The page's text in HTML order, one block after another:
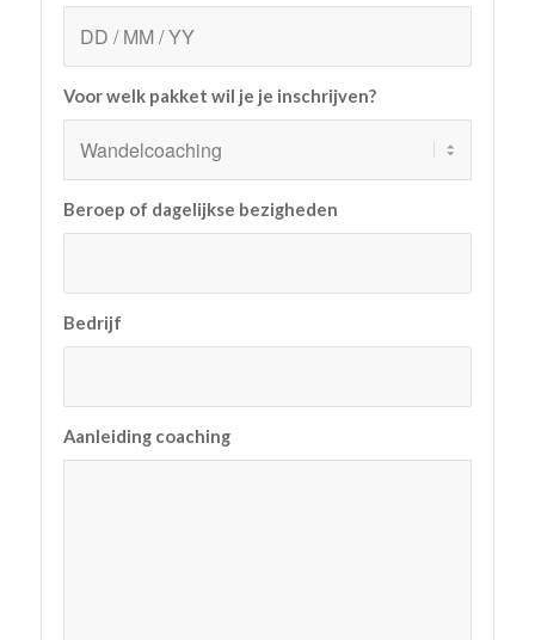
Voor welk pakket wil je je inschrijven?
Beroep of dagelijkse bezigheden
Bedrijf
Aanleiding coaching